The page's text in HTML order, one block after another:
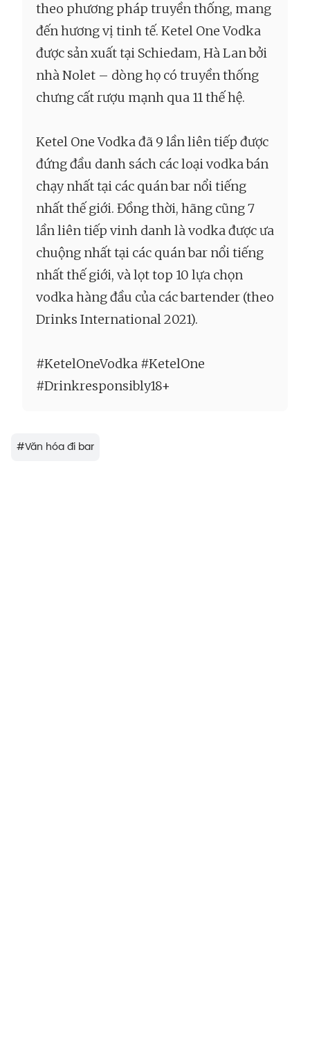
theo phương pháp truyền thống, mang
đến hương vị tinh tế. Ketel One Vodka
được sản xuất tại Schiedam, Hà Lan bởi
nhà Nolet – dòng họ có truyền thống
chưng cất rượu mạnh qua 11 thế hệ.
Ketel One Vodka đã 9 lần liên tiếp được
đứng đầu danh sách các loại vodka bán
chạy nhất tại các quán bar nổi tiếng
nhất thế giới. Đồng thời, hãng cũng 7
lần liên tiếp vinh danh là vodka được ưa
chuộng nhất tại các quán bar nổi tiếng
nhất thế giới, và lọt top 10 lựa chọn
vodka hàng đầu của các bartender (theo
Drinks International 2021).
#KetelOneVodka #KetelOne
#Drinkresponsibly18+
#Văn hóa đi bar